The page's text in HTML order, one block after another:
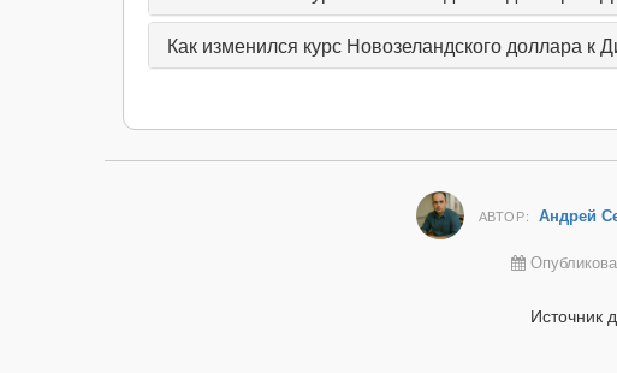
Как изменился курс Новозеландского доллара к
АВТОР: Андрей
Источник